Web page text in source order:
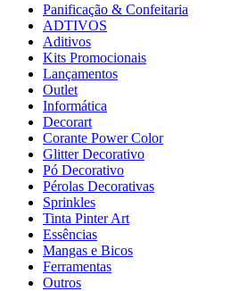
Panificação & Confeitaria
ADTIVOS
Aditivos
Kits Promocionais
Lançamentos
Outlet
Informática
Decorart
Corante Power Color
Glitter Decorativo
Pó Decorativo
Pérolas Decorativas
Sprinkles
Tinta Pinter Art
Essências
Mangas e Bicos
Ferramentas
Outros